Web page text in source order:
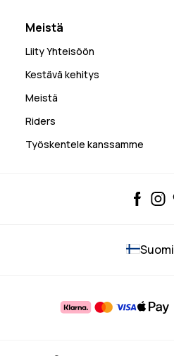
Meistä
Liity Yhteisöön
Kestävä kehitys
Meistä
Riders
Työskentele kanssamme
Suomi